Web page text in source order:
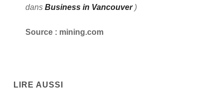
dans Business in Vancouver)
Source : mining.com
LIRE AUSSI